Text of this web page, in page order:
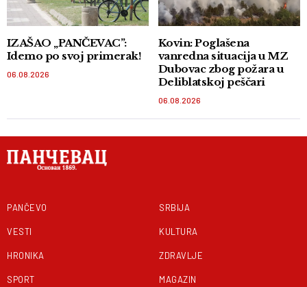
IZAŠAO „PANČEVAC”:
Idemo po svoj primerak!
06.08.2026
Kovin: Poglašena
vanredna situacija u MZ
Dubovac zbog požara u
Deliblatskoj peščari
06.08.2026
PANČEVO
VESTI
HRONIKA
SPORT
SRBIJA
KULTURA
ZDRAVLJE
MAGAZIN